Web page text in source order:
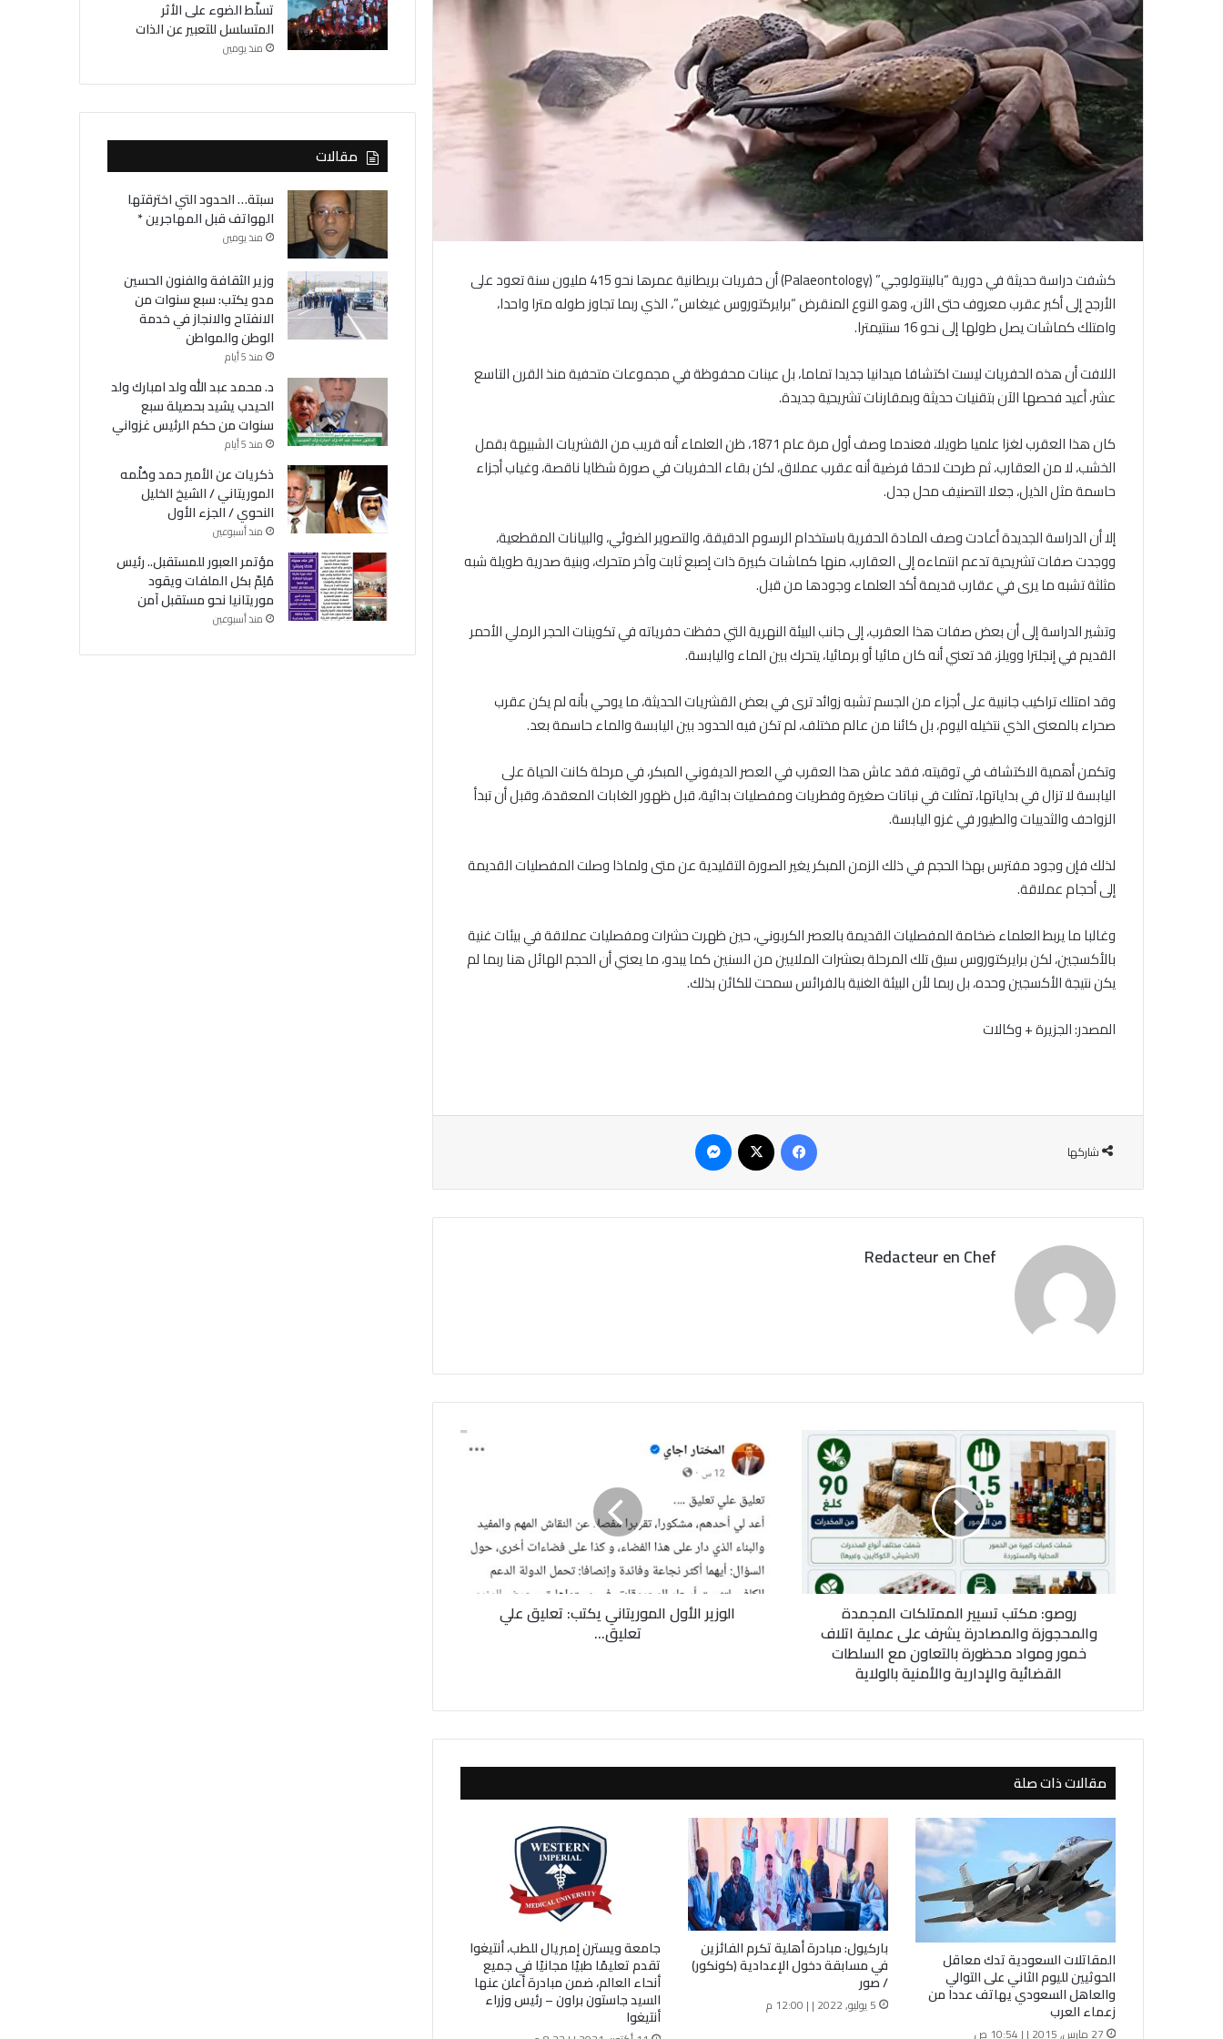
كشفت دراسة حديثة في دورية “بالينتولوجي” (Palaeontology) أن حفريات بريطانية عمرها نحو 415 مليون سنة تعود على
الأرجح إلى أكبر عقرب معروف حتى الآن، وهو النوع المنقرض “برايركتوروس غيغاس”، الذي ربما تجاوز طوله مترا واحدا،
وامتلك كماشات يصل طولها إلى نحو 16 سنتيمترا.
اللافت أن هذه الحفريات ليست اكتشافا ميدانيا جديدا تماما، بل عينات محفوظة في مجموعات متحفية منذ القرن التاسع
عشر، أعيد فحصها الآن بتقنيات حديثة وبمقارنات تشريحية جديدة.
كان هذا العقرب لغزا علميا طويلا، فعندما وصف أول مرة عام 1871، ظن العلماء أنه قريب من القشريات الشبيهة بقمل
الخشب، لا من العقارب، ثم طرحت لاحقا فرضية أنه عقرب عملاق، لكن بقاء الحفريات في صورة شظايا ناقصة، وغياب أجزاء
حاسمة مثل الذيل، جعلا التصنيف محل جدل.
إلا أن الدراسة الجديدة أعادت وصف المادة الحفرية باستخدام الرسوم الدقيقة، والتصوير الضوئي، والبيانات المقطعية،
ووجدت صفات تشريحية تدعم انتماءه إلى العقارب، منها كماشات كبيرة ذات إصبع ثابت وآخر متحرك، وبنية صدرية طويلة شبه
مثلثة تشبه ما يرى في عقارب قديمة أكد العلماء وجودها من قبل.
وتشير الدراسة إلى أن بعض صفات هذا العقرب، إلى جانب البيئة النهرية التي حفظت حفرياته في تكوينات الحجر الرملي الأحمر
القديم في إنجلترا وويلز، قد تعني أنه كان مائيا أو برمائيا، يتحرك بين الماء واليابسة.
وقد امتلك تراكيب جانبية على أجزاء من الجسم تشبه زوائد ترى في بعض القشريات الحديثة، ما يوحي بأنه لم يكن عقرب
صحراء بالمعنى الذي نتخيله اليوم، بل كائنا من عالم مختلف، لم تكن فيه الحدود بين اليابسة والماء حاسمة بعد.
وتكمن أهمية الاكتشاف في توقيته، فقد عاش هذا العقرب في العصر الديفوني المبكر، في مرحلة كانت الحياة على
اليابسة لا تزال في بداياتها، تمثلت في نباتات صغيرة وفطريات ومفصليات بدائية، قبل ظهور الغابات المعقدة، وقبل أن تبدأ
الزواحف والثدييات والطيور في غزو اليابسة.
لذلك فإن وجود مفترس بهذا الحجم في ذلك الزمن المبكر يغير الصورة التقليدية عن متى ولماذا وصلت المفصليات القديمة
إلى أحجام عملاقة.
وغالبا ما يربط العلماء ضخامة المفصليات القديمة بالعصر الكربوني، حين ظهرت حشرات ومفصليات عملاقة في بيئات غنية
بالأكسجين، لكن برايركتوروس سبق تلك المرحلة بعشرات الملايين من السنين كما يبدو، ما يعني أن الحجم الهائل هنا ربما لم
يكن نتيجة الأكسجين وحده، بل ربما لأن البيئة الغنية بالفرائس سمحت للكائن بذلك.
المصدر: الجزيرة + وكالات
شاركها
Redacteur en Chef
ب
ا
م
م
ل
ك
ا
ت
ل
م
د
ة
و
ا
روصو: مكتب تسيير الممتلكات المجمدة
والمحجوزة والمصادرة يشرف على عملية اتلاف
خمور ومواد محظورة بالتعاون مع السلطات
القضائية والإدارية والأمنية بالولاية
و
ي
ت
ن
ي
ك
ت
ب
:
ت
ع
ل
ق
الوزير الأول الموريتاني يكتب: تعليق علي
تعليق...
مقالات ذات صلة
المقاتلات السعودية تدك معاقل
الحوثيين لليوم الثاني على التوالي
والعاهل السعودي يهاتف عددا من
زعماء العرب
27 مارس, 2015 | | 10:54 ص
باركيول: مبادرة أهلية تكرم الفائزين
في مسابقة دخول الإعدادية (كونكور)
/ صور
5 يوليو, 2022 | | 12:00 م
جامعة ويسترن إمبريال للطب، أنتيغوا
تقدم تعليمًا طبيًا مجانيًا في جميع
أنحاء العالم، ضمن مبادرة أعلن عنها
السيد جاستون براون – رئيس وزراء
أنتيغوا
تسلّط الضوء على الأثر
المتسلسل للتعبير عن الذات
منذ يومين
مقالات
سبتة… الحدود التي اخترقتها
الهواتف قبل المهاجرين *
منذ يومين
وزير الثقافة والفنون الحسين
مدو يكتب: سبع سنوات من
الانفتاح والانجاز في خدمة
الوطن والمواطن
منذ 5 أيام
د. محمد عبد الله ولد امبارك ولد
الحيدب يشيد بحصيلة سبع
سنوات من حكم الرئيس غزواني
منذ 5 أيام
ذكريات عن الأمير حمد وحُلْمه
الموريتاني / الشيخ الخليل
النحوي / الجزء الأول
منذ أسبوعين
مؤتمر العبور للمستقبل.. رئيس
مُلِمّ بكل الملفات ويقود
موريتانيا نحو مستقبل آمن
منذ أسبوعين